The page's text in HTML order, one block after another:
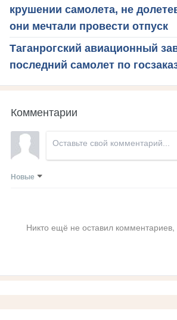
крушении самолета, не
они мечтали провести отпуск
Таганрогский авиационный
последний самолет по
Комментарии
Новые
Никто ещё не оставил комментариев,